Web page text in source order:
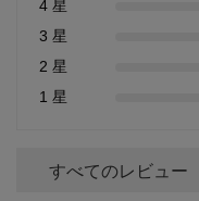
4 星
3 星
2 星
1 星
すべてのレビュー